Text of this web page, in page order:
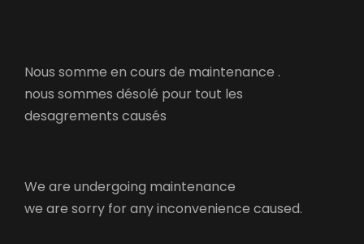
Nous somme en cours de maintenance .
nous sommes désolé pour tout les
desagrements causés
We are undergoing maintenance
we are sorry for any inconvenience caused.